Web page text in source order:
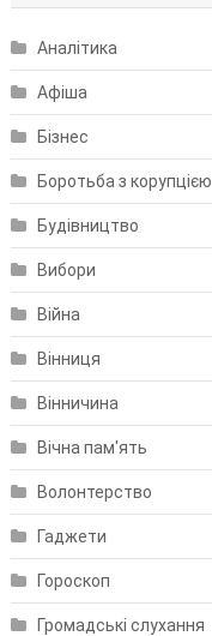
Аналітика
Афіша
Бізнес
Боротьба з корупцією
Будівництво
Вибори
Війна
Вінниця
Вінничина
Вічна пам'ять
Волонтерство
Гаджети
Гороскоп
Громадські слухання